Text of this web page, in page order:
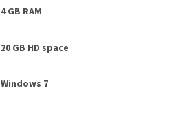
4 GB RAM
20 GB HD space
Windows 7